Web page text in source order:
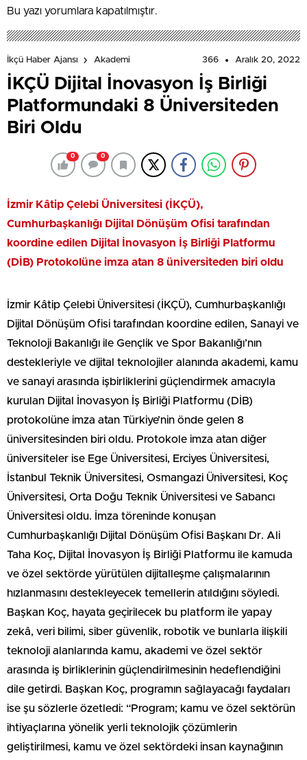
Bu yazı yorumlara kapatılmıştır.
İkçü Haber Ajansı Akademi 366 Aralık 20, 2022
İKÇÜ Dijital İnovasyon İş Birliği
Platformundaki 8 Üniversiteden
Biri Oldu
0 0
İzmir Kâtip Çelebi Üniversitesi (İKÇÜ),
Cumhurbaşkanlığı Dijital Dönüşüm Ofisi tarafından
koordine edilen Dijital İnovasyon İş Birliği Platformu
(DİB) Protokolüne imza atan 8 üniversiteden biri oldu
İzmir Kâtip Çelebi Üniversitesi (İKÇÜ), Cumhurbaşkanlığı
Dijital Dönüşüm Ofisi tarafından koordine edilen, Sanayi ve
Teknoloji Bakanlığı ile Gençlik ve Spor Bakanlığı’nın
destekleriyle ve dijital teknolojiler alanında akademi, kamu
ve sanayi arasında işbirliklerini güçlendirmek amacıyla
kurulan Dijital İnovasyon İş Birliği Platformu (DİB)
protokolüne imza atan Türkiye’nin önde gelen 8
üniversitesinden biri oldu. Protokole imza atan diğer
üniversiteler ise Ege Üniversitesi, Erciyes Üniversitesi,
İstanbul Teknik Üniversitesi, Osmangazi Üniversitesi, Koç
Üniversitesi, Orta Doğu Teknik Üniversitesi ve Sabancı
Üniversitesi oldu. İmza töreninde konuşan
Cumhurbaşkanlığı Dijital Dönüşüm Ofisi Başkanı Dr. Ali
Taha Koç, Dijital İnovasyon İş Birliği Platformu ile kamuda
ve özel sektörde yürütülen dijitalleşme çalışmalarının
hızlanmasını destekleyecek temellerin atıldığını söyledi.
Başkan Koç, hayata geçirilecek bu platform ile yapay
zekâ, veri bilimi, siber güvenlik, robotik ve bunlarla ilişkili
teknoloji alanlarında kamu, akademi ve özel sektör
arasında iş birliklerinin güçlendirilmesinin hedeflendiğini
dile getirdi. Başkan Koç, programın sağlayacağı faydaları
ise şu sözlerle özetledi: “Program; kamu ve özel sektörün
ihtiyaçlarına yönelik yerli teknolojik çözümlerin
geliştirilmesi, kamu ve özel sektördeki insan kaynağının